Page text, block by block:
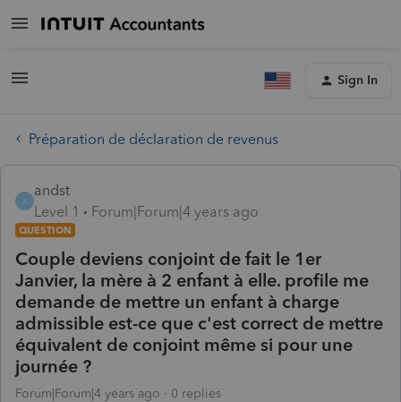
Sign In
Préparation de déclaration de revenus
A
andst
Level 1
Forum|Forum|4 years ago
QUESTION
Couple deviens conjoint de fait le 1er
Janvier, la mère à 2 enfant à elle. profile me
demande de mettre un enfant à charge
admissible est-ce que c'est correct de mettre
équivalent de conjoint même si pour une
journée ?
Forum|Forum|4 years ago 0 replies